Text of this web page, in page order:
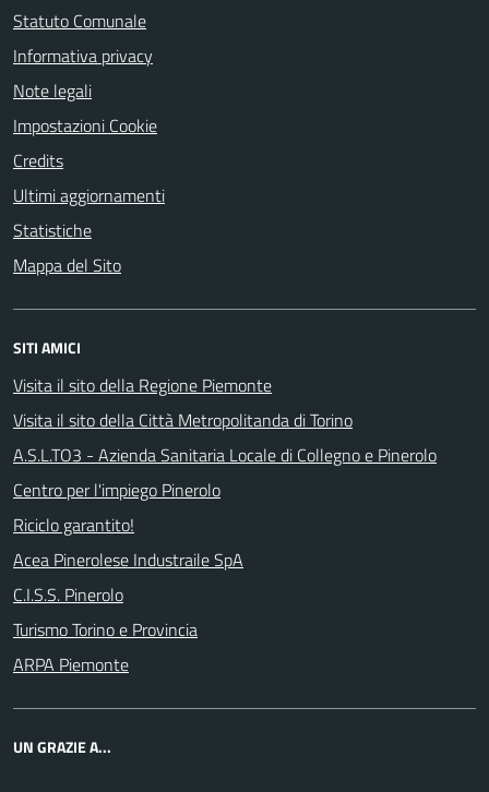
Statuto Comunale
Informativa privacy
Note legali
Impostazioni Cookie
Credits
Ultimi aggiornamenti
Statistiche
Mappa del Sito
SITI AMICI
Visita il sito della Regione Piemonte
Visita il sito della Città Metropolitanda di Torino
A.S.L.TO3 - Azienda Sanitaria Locale di Collegno e Pinerolo
Centro per l'impiego Pinerolo
Riciclo garantito!
Acea Pinerolese Industraile SpA
C.I.S.S. Pinerolo
Turismo Torino e Provincia
ARPA Piemonte
UN GRAZIE A...